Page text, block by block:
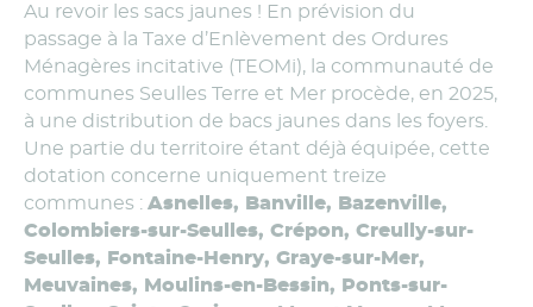
Au revoir les sacs jaunes ! En prévision du
passage à la Taxe d’Enlèvement des Ordures
Ménagères incitative (TEOMi), la communauté de
communes Seulles Terre et Mer procède, en 2025,
à une distribution de bacs jaunes dans les foyers.
Une partie du territoire étant déjà équipée, cette
dotation concerne uniquement treize
communes : Asnelles, Banville, Bazenville,
Colombiers-sur-Seulles, Crépon, Creully-sur-
Seulles, Fontaine-Henry, Graye-sur-Mer,
Meuvaines, Moulins-en-Bessin, Ponts-sur-